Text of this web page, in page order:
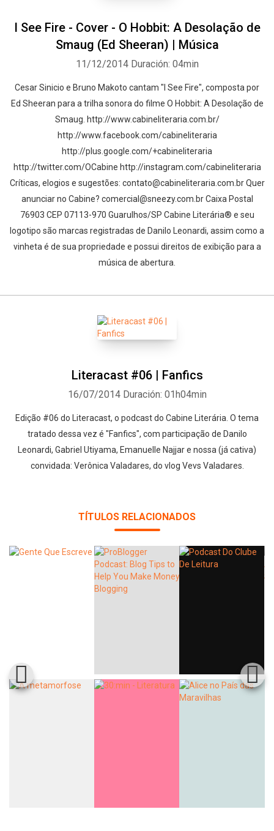
I See Fire - Cover - O Hobbit: A Desolação de
Smaug (Ed Sheeran) | Música
11/12/2014 Duración: 04min
Cesar Sinicio e Bruno Makoto cantam "I See Fire", composta por
Ed Sheeran para a trilha sonora do filme O Hobbit: A Desolação de
Smaug. http://www.cabineliteraria.com.br/
http://www.facebook.com/cabineliteraria
http://plus.google.com/+cabineliteraria
http://twitter.com/OCabine http://instagram.com/cabineliteraria
Críticas, elogios e sugestões: contato@cabineliteraria.com.br Quer
anunciar no Cabine? comercial@sneezy.com.br Caixa Postal
76903 CEP 07113-970 Guarulhos/SP Cabine Literária® e seu
logotipo são marcas registradas de Danilo Leonardi, assim como a
vinheta é de sua propriedade e possui direitos de exibição para a
música de abertura.
Literacast #06 | Fanfics
16/07/2014 Duración: 01h04min
Edição #06 do Literacast, o podcast do Cabine Literária. O tema
tratado dessa vez é "Fanfics", com participação de Danilo
Leonardi, Gabriel Utiyama, Emanuelle Najjar e nossa (já cativa)
convidada: Verônica Valadares, do vlog Vevs Valadares.
TÍTULOS RELACIONADOS
Whatsapp Facebook Twitter